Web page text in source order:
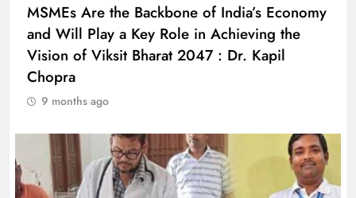
MSMEs Are the Backbone of India’s Economy
and Will Play a Key Role in Achieving the
Vision of Viksit Bharat 2047 : Dr. Kapil
Chopra
9 months ago